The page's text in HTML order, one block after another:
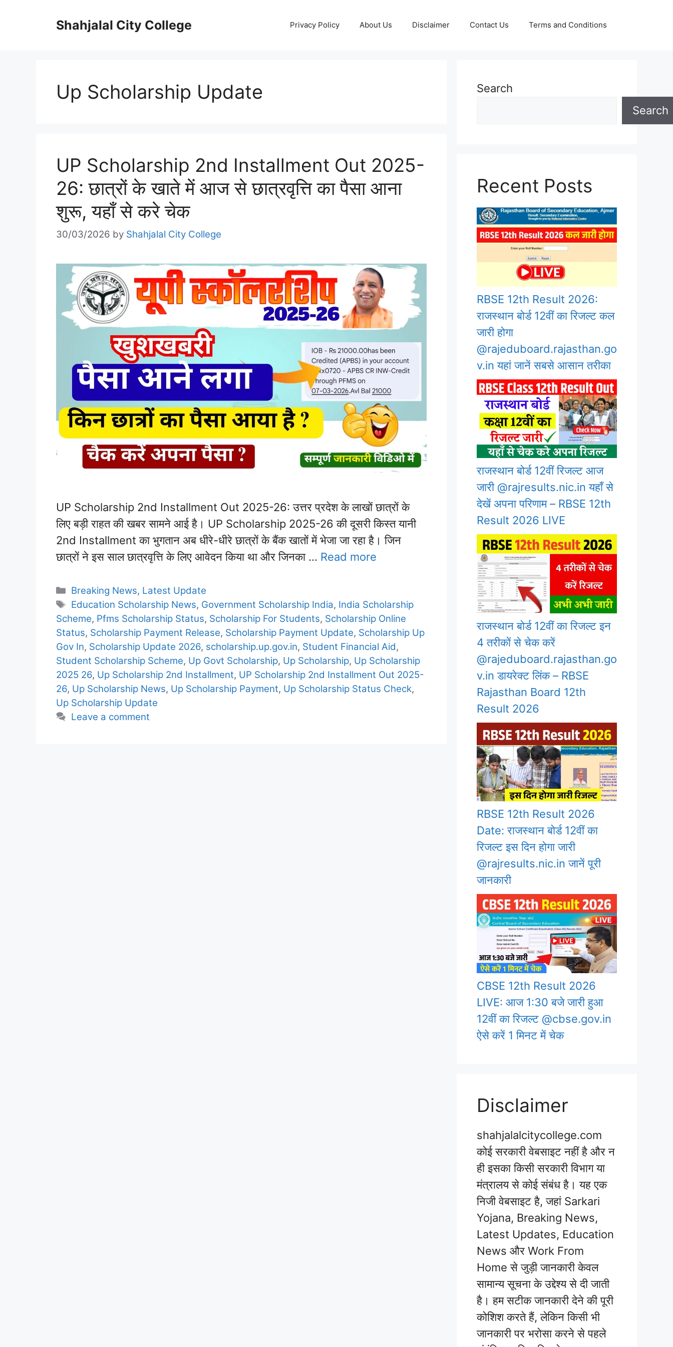
Shahjalal City College Privacy Policy About Us Disclaimer Contact Us Terms and Conditions
Up Scholarship Update
UP Scholarship 2nd Installment Out 2025-
26: छात्रों के खाते में आज से छात्रवृत्ति का पैसा आना
शुरू, यहाँ से करे चेक
30/03/2026 by Shahjalal City College
UP Scholarship 2nd Installment Out 2025-26: उत्तर प्रदेश के लाखों छात्रों के
लिए बड़ी राहत की खबर सामने आई है। UP Scholarship 2025-26 की दूसरी किस्त यानी
2nd Installment का भुगतान अब धीरे-धीरे छात्रों के बैंक खातों में भेजा जा रहा है। जिन
छात्रों ने इस साल छात्रवृत्ति के लिए आवेदन किया था और जिनका … Read more
Categories
Breaking News, Latest Update
Tags
Education Scholarship News, Government Scholarship India, India Scholarship
Scheme, Pfms Scholarship Status, Scholarship For Students, Scholarship Online
Status, Scholarship Payment Release, Scholarship Payment Update, Scholarship Up
Gov In, Scholarship Update 2026, scholarship.up.gov.in, Student Financial Aid,
Student Scholarship Scheme, Up Govt Scholarship, Up Scholarship, Up Scholarship
2025 26, Up Scholarship 2nd Installment, UP Scholarship 2nd Installment Out 2025-
26, Up Scholarship News, Up Scholarship Payment, Up Scholarship Status Check,
Up Scholarship Update
Leave a comment
Search
Search
Recent Posts
RBSE 12th Result 2026:
राजस्थान बोर्ड 12वीं का रिजल्ट कल
जारी होगा
@rajeduboard.rajasthan.go
v.in यहां जानें सबसे आसान तरीका
राजस्थान बोर्ड 12वीं रिजल्ट आज
जारी @rajresults.nic.in यहाँ से
देखें अपना परिणाम – RBSE 12th
Result 2026 LIVE
राजस्थान बोर्ड 12वीं का रिजल्ट इन
4 तरीकों से चेक करें
@rajeduboard.rajasthan.go
v.in डायरेक्ट लिंक – RBSE
Rajasthan Board 12th
Result 2026
RBSE 12th Result 2026
Date: राजस्थान बोर्ड 12वीं का
रिजल्ट इस दिन होगा जारी
@rajresults.nic.in जानें पूरी
जानकारी
CBSE 12th Result 2026
LIVE: आज 1:30 बजे जारी हुआ
12वीं का रिजल्ट @cbse.gov.in
ऐसे करें 1 मिनट में चेक
Disclaimer
shahjalalcitycollege.com
कोई सरकारी वेबसाइट नहीं है और न
ही इसका किसी सरकारी विभाग या
मंत्रालय से कोई संबंध है। यह एक
निजी वेबसाइट है, जहां Sarkari
Yojana, Breaking News,
Latest Updates, Education
News और Work From
Home से जुड़ी जानकारी केवल
सामान्य सूचना के उद्देश्य से दी जाती
है। हम सटीक जानकारी देने की पूरी
कोशिश करते हैं, लेकिन किसी भी
जानकारी पर भरोसा करने से पहले